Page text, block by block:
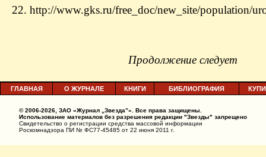
22. http://www.gks.ru/free_doc/new_site/population/
Продолжение следует
ГЛАВНАЯ О ЖУРНАЛЕ КНИГИ БИБЛИОГРАФИЯ
© 2006-2026, ЗАО «Журнал „Звезда”». Все права защищены.
Использование материалов без разрешения редакции "Звезды" запрещено
Свидетельство о регистрации средства массовой информации
Роскомнадзора ПИ № ФС77-45485 от 22 июня 2011 г.